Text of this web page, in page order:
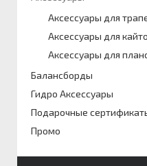
Аксессуары для
Аксессуары для
Аксессуары для
Балансборды
Гидро Аксессуары
Подарочные
Промо